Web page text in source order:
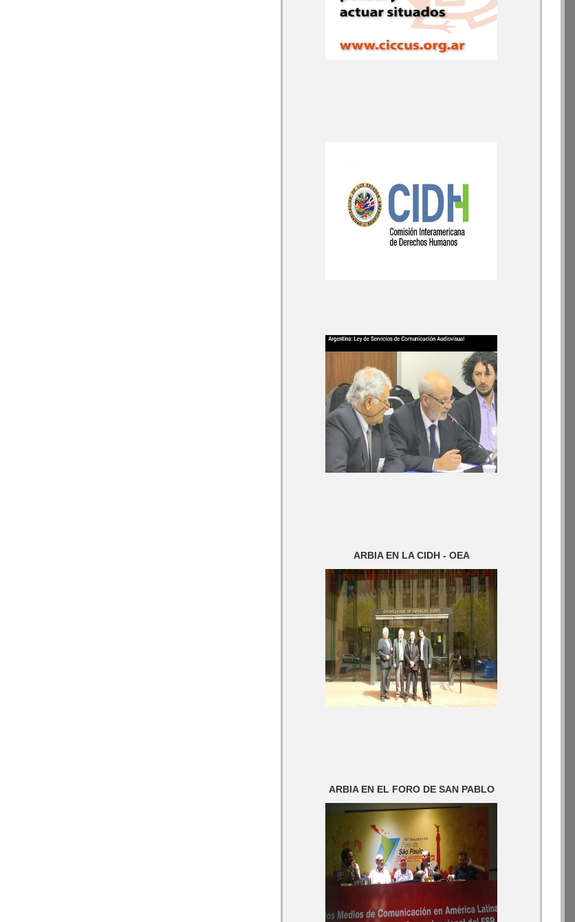
ARBIA EN LA CIDH - OEA
ARBIA EN EL FORO DE SAN PABLO